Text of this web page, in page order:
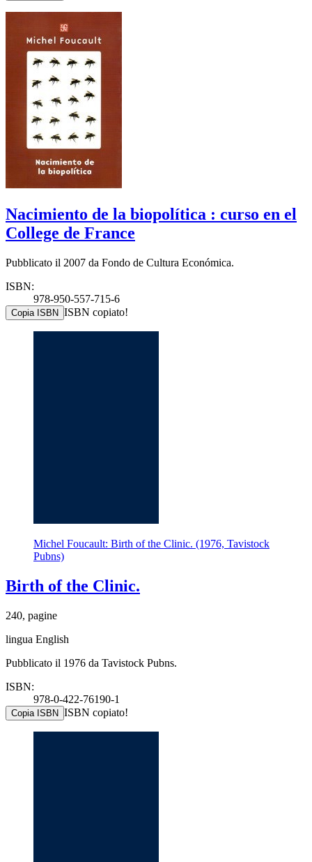
Nacimiento de la biopolítica : curso en el
College de France
Pubblicato il 2007 da Fondo de Cultura Económica.
ISBN:
978-950-557-715-6
Copia ISBN ISBN copiato!
Michel Foucault: Birth of the Clinic. (1976, Tavistock
Pubns)
Birth of the Clinic.
240, pagine
lingua English
Pubblicato il 1976 da Tavistock Pubns.
ISBN:
978-0-422-76190-1
Copia ISBN ISBN copiato!